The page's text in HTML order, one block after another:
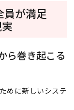
員が満足
ら巻き起こる
めに新しいシステ